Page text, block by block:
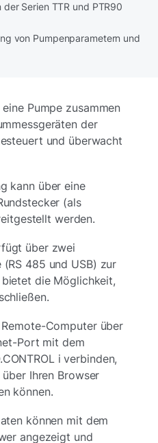
Serien TTR und PTR90
von Pumpenparametern und
Pumpe zusammen
der
und überwacht
kann über eine
(als
werden.
über zwei
485 und USB) zur
die Möglichkeit,
Computer über
Port mit dem
i verbinden,
Ihren Browser
können.
können mit dem
angezeigt und